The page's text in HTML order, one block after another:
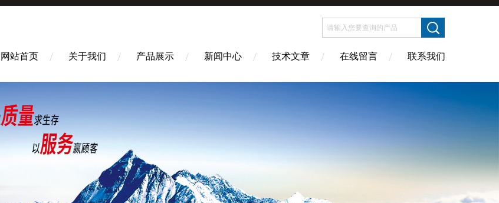
网站首页 关于我们 产品展示 新闻中心 技术文章 在线留言 联系我们